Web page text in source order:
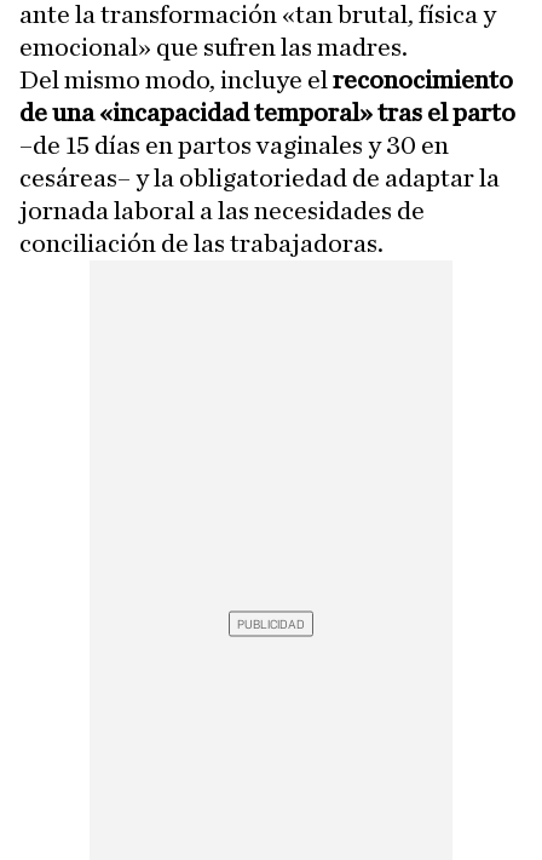
ante la transformación «tan brutal, física y
emocional» que sufren las madres.
Del mismo modo, incluye el reconocimiento
de una «incapacidad temporal» tras el parto
–de 15 días en partos vaginales y 30 en
cesáreas– y la obligatoriedad de adaptar la
jornada laboral a las necesidades de
conciliación de las trabajadoras.